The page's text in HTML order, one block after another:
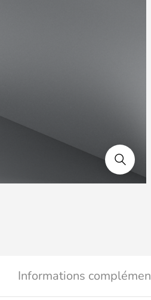
Informations